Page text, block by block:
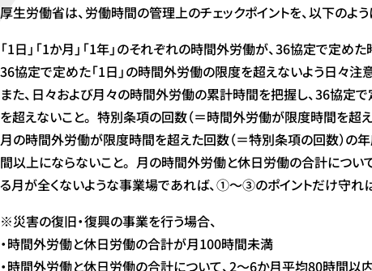
厚生労働省は、労働時間の管理上のチェックポイントを、以下のよう
「1日」「1か月」「1年」のそれぞれの時間外労働が、36協定で定め
36協定で定めた「1日」の時間外労働の限度を超えないよう日々注意
また、日々および月々の時間外労働の累計時間を把握し、36協定
を超えないこと。 特別条項の回数（＝時間外労働が限度時間を超
月の時間外労働が限度時間を超えた回数（＝特別条項の回数）の
間以上にならないこと。 月の時間外労働と休日労働の合計につい
る月が全くないような事業場であれば、①～③のポイントだけ守れば
※災害の復旧・復興の事業を行う場合、
・時間外労働と休日労働の合計が月100時間未満
・時間外労働と休日労働の合計について、2～6か月平均80時間以